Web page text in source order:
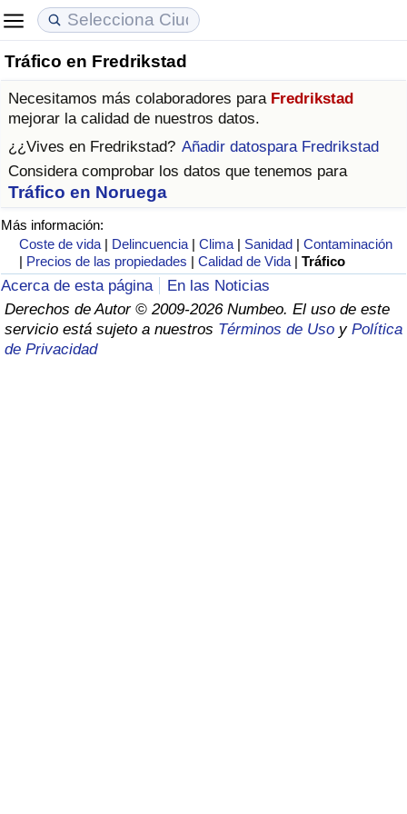
Tráfico en Fredrikstad
Necesitamos más colaboradores para Fredrikstad
mejorar la calidad de nuestros datos.
¿¿Vives en Fredrikstad? Añadir datospara Fredrikstad
Considera comprobar los datos que tenemos para
Tráfico en Noruega
Más información:
Coste de vida | Delincuencia |Clima | Sanidad |Contaminación
| Precios de las propiedades |Calidad de Vida |Tráfico
Acerca de esta página
En las Noticias
Derechos de Autor © 2009-2026 Numbeo. El uso de este
servicio está sujeto a nuestros Términos de Uso y Política
de Privacidad
Coste de vida
Índice de Costo de Vida (Actual)
Índice de Costo de Vida
Índice de costo de vida por país
en aqaba
Precios de las propiedades
Índice de Precios de Inmuebles (Actual)
Índice de Precios de Inmuebles
Índice de Precios de Inmuebles por País
Calidad de Vida
Índice de Calidad de Vida
Índice de Calidad de Vida (Actual)
Índice de calidad de vida por país
Delincuencia
Calificación del Índice de Criminalidad
(Actual)